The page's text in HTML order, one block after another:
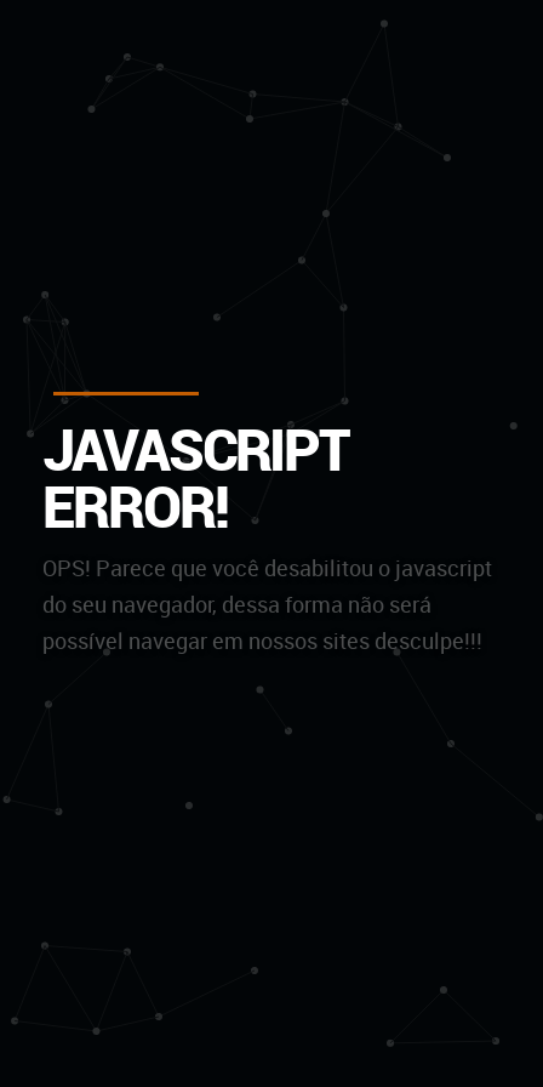
JAVASCRIPT
ERROR!
OPS! Parece que você desabilitou o javascript
do seu navegador, dessa forma não será
possível navegar em nossos sites desculpe!!!